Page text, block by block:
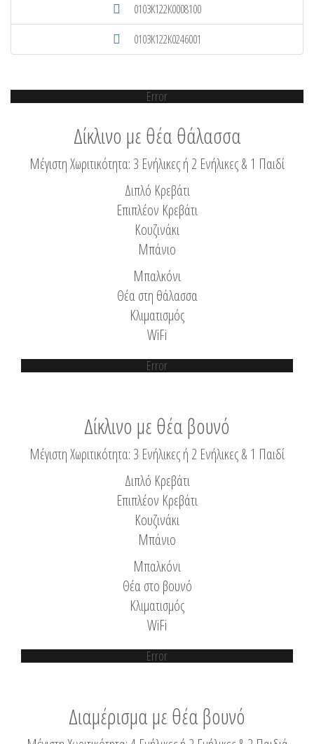
0103K122K0008100
0103K122K0246001
Error
Δίκλινο με θέα θάλασσα
Μέγιστη Χωριτικότητα: 3 Ενήλικες ή 2 Ενήλικες & 1 Παιδί
Διπλό Κρεβάτι
Επιπλέον Κρεβάτι
Κουζινάκι
Μπάνιο
Μπαλκόνι
Θέα στη θάλασσα
Κλιματισμός
WiFi
Error
Δίκλινο με θέα βουνό
Μέγιστη Χωριτικότητα: 3 Ενήλικες ή 2 Ενήλικες & 1 Παιδί
Διπλό Κρεβάτι
Επιπλέον Κρεβάτι
Κουζινάκι
Μπάνιο
Μπαλκόνι
Θέα στο βουνό
Κλιματισμός
WiFi
Error
Διαμέρισμα με θέα βουνό